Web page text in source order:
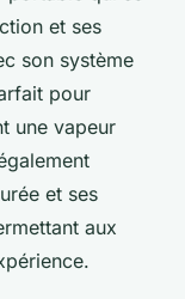
et ses
son système
pour
une vapeur
et ses
aux